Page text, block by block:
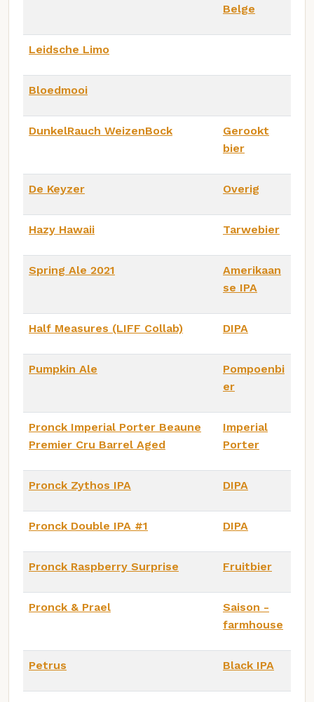
Belge
Leidsche Limo
Bloedmooi
DunkelRauch WeizenBock
Gerookt
bier
De Keyzer Overig
Hazy Hawaii Tarwebier
Spring Ale 2021
Amerikaan
se IPA
Half Measures (LIFF Collab) DIPA
Pumpkin Ale
Pompoenbi
er
Pronck Imperial Porter Beaune
Premier Cru Barrel Aged
Imperial
Porter
Pronck Zythos IPA DIPA
Pronck Double IPA #1 DIPA
Pronck Raspberry Surprise Fruitbier
Pronck & Prael
Saison -
farmhouse
Petrus Black IPA